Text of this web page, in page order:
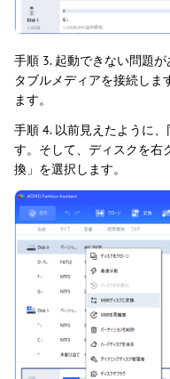
手順 3. 起動できない問題
タブルメディアを接続しま
ます。
手順 4. 以前見えたように
す。そして、ディスクを右
換」を選択します。